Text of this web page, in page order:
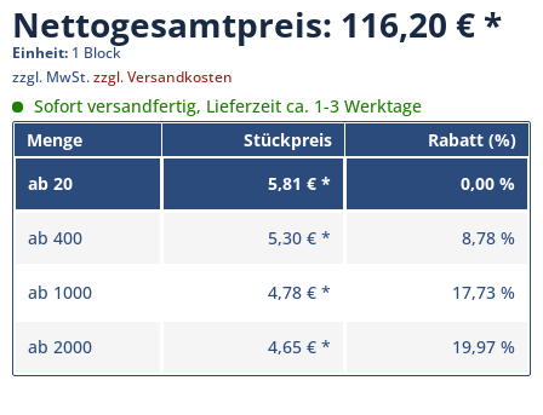
Nettogesamtpreis: 116,20 €
Einheit: 1 Block
zzgl. MwSt.zzgl. Versandkosten
Sofort versandfertig, Lieferzeit ca. 1-3 Werktage
Menge
Stückpreis
Rabatt (%)
ab 20 5,81 € * 0,00 %
ab 400 5,30 € * 8,78 %
ab 1000 4,78 € * 17,73 %
ab 2000 4,65 € * 19,97 %